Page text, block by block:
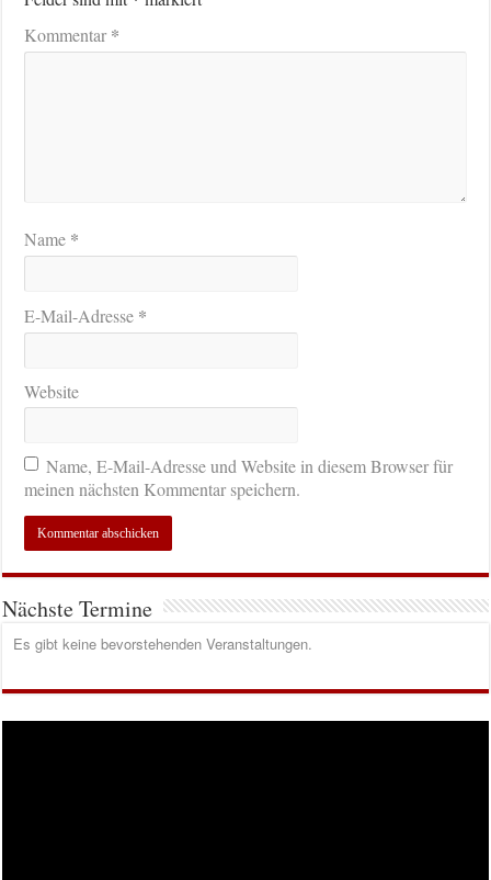
Kommentar*
Name *
E-Mail-Adresse *
Website
Name, E-Mail-Adresse und Website in diesem Browser für
meinen nächsten Kommentar speichern.
Nächste Termine
Es gibt keine bevorstehenden Veranstaltungen.